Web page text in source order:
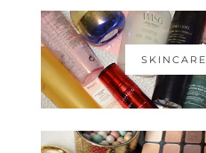
SKINCARE